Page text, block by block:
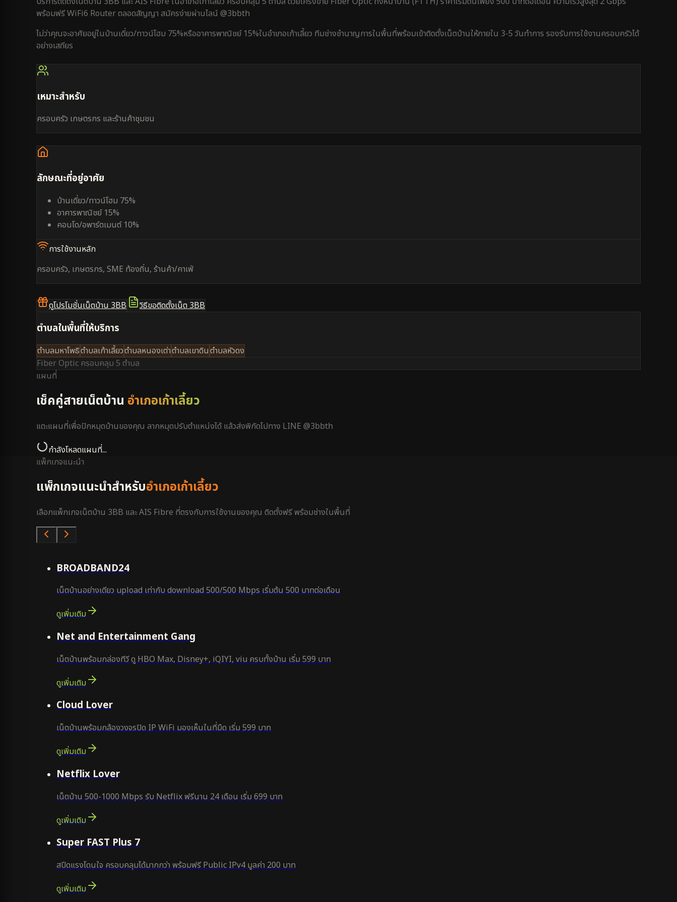
พร้อมฟรี WiFi6 Router ตลอดสัญญา สมัครง่ายผ่านไลน์ @3bbth
ไม่ว่าคุณจะอาศัยอยู่ในบ้านเดี่ยว/ทาวน์โฮม 75%หรืออาคารพาณิชย์ 15%ในอำเภอเก้าเลี้ยว ทีมช่างชำนาญการในพื้นที่พร้อมเข้าติดตั้งเน็ตบ้านให้ภายใน 3-5 วันทำการ รองรับการใช้งานครอบครัวได้
อย่างเสถียร
เหมาะสำหรับ
ครอบครัว เกษตรกร และร้านค้าชุมชน
ลักษณะที่อยู่อาศัย
บ้านเดี่ยว/ทาวน์โฮม 75%
อาคารพาณิชย์ 15%
คอนโด/อพาร์ตเมนต์ 10%
การใช้งานหลัก
ครอบครัว, เกษตรกร, SME ท้องถิ่น, ร้านค้า/คาเฟ่
ดูโปรโมชั่นเน็ตบ้าน 3BB วิธีขอติดตั้งเน็ต 3BB
ตำบลในพื้นที่ให้บริการ
ตำบลมหาโพธิตำบลเก้าเลี้ยวตำบลหนองเต่าตำบลเขาดินตำบลหัวดง
Fiber Optic ครอบคลุม 5 ตำบล
แผนที่
เช็คคู่สายเน็ตบ้าน อำเภอเก้าเลี้ยว
แตะแผนที่เพื่อปักหมุดบ้านของคุณ ลากหมุดปรับตำแหน่งได้ แล้วส่งพิกัดไปทาง LINE @3bbth
กำลังโหลดแผนที่...
แพ็กเกจแนะนำ
แพ็กเกจแนะนำสำหรับอำเภอเก้าเลี้ยว
เลือกแพ็กเกจเน็ตบ้าน 3BB และ AIS Fibre ที่ตรงกับการใช้งานของคุณ ติดตั้งฟรี พร้อมช่างในพื้นที่
BROADBAND24
เน็ตบ้านอย่างเดียว upload เท่ากับ download 500/500 Mbps เริ่มต้น 500 บาทต่อเดือน
ดูเพิ่มเติม
Net and Entertainment Gang
เน็ตบ้านพร้อมกล่องทีวี ดู HBO Max, Disney+, iQIYI, viu ครบทั้งบ้าน เริ่ม 599 บาท
ดูเพิ่มเติม
Cloud Lover
เน็ตบ้านพร้อมกล้องวงจรปิด IP WiFi มองเห็นในที่มืด เริ่ม 599 บาท
ดูเพิ่มเติม
Netflix Lover
เน็ตบ้าน 500-1000 Mbps รับ Netflix ฟรีนาน 24 เดือน เริ่ม 699 บาท
ดูเพิ่มเติม
Super FAST Plus 7
สปีดแรงโดนใจ ครอบคลุมได้มากกว่า พร้อมฟรี Public IPv4 มูลค่า 200 บาท
ดูเพิ่มเติม